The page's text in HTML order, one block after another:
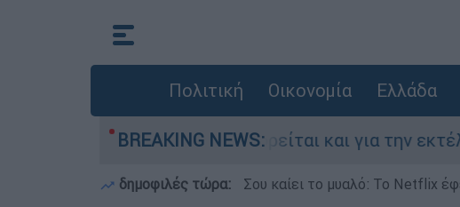
Πολιτική Οικονομία Ελλάδα
BREAKING NEWS:
- Κατηγορείται και για την εκτέλεση Ζαμπούνη
δημοφιλές τώρα: Σου καίει το μυαλό: Το Netflix